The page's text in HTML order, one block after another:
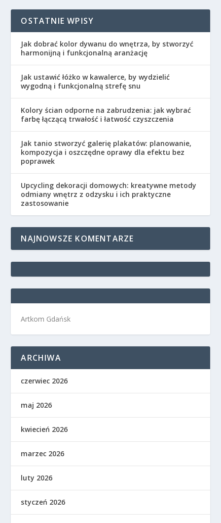
OSTATNIE WPISY
Jak dobrać kolor dywanu do wnętrza, by stworzyć
harmonijną i funkcjonalną aranżację
Jak ustawić łóżko w kawalerce, by wydzielić
wygodną i funkcjonalną strefę snu
Kolory ścian odporne na zabrudzenia: jak wybrać
farbę łączącą trwałość i łatwość czyszczenia
Jak tanio stworzyć galerię plakatów: planowanie,
kompozycja i oszczędne oprawy dla efektu bez
poprawek
Upcycling dekoracji domowych: kreatywne metody
odmiany wnętrz z odzysku i ich praktyczne
zastosowanie
NAJNOWSZE KOMENTARZE
Artkom Gdańsk
ARCHIWA
czerwiec 2026
maj 2026
kwiecień 2026
marzec 2026
luty 2026
styczeń 2026